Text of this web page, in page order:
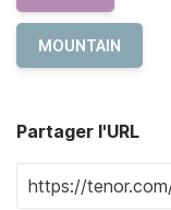
MOUNTAIN
Partager l'URL